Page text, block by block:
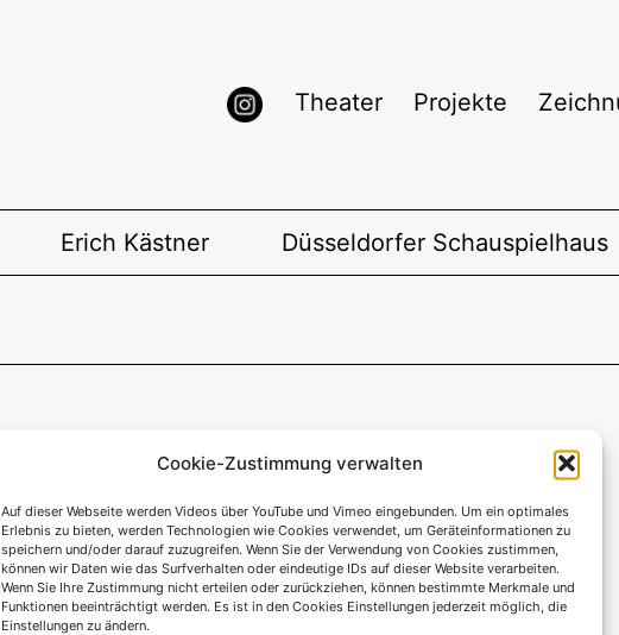
Cookie-Zustimmung verwalten
Auf dieser Webseite werden Videos über YouTube und Vimeo eingebunden. Um ein optimales
Erlebnis zu bieten, werden Technologien wie Cookies verwendet, um Geräteinformationen zu
speichern und/oder darauf zuzugreifen. Wenn Sie der Verwendung von Cookies zustimmen,
können wir Daten wie das Surfverhalten oder eindeutige IDs auf dieser Website verarbeiten.
Wenn Sie Ihre Zustimmung nicht erteilen oder zurückziehen, können bestimmte Merkmale und
Funktionen beeinträchtigt werden. Es ist in den Cookies Einstellungen jederzeit möglich, die
Einstellungen zu ändern.
Theater Projekte
Erich Kästner Düsseldorfer Schauspielhaus